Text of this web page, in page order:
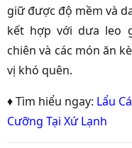
giữ được độ mềm và
kết hợp với dưa leo
chiên và các món ăn
vị khó quên.
♦ Tìm hiểu ngay: Lẩu
Cưỡng Tại Xứ Lạnh